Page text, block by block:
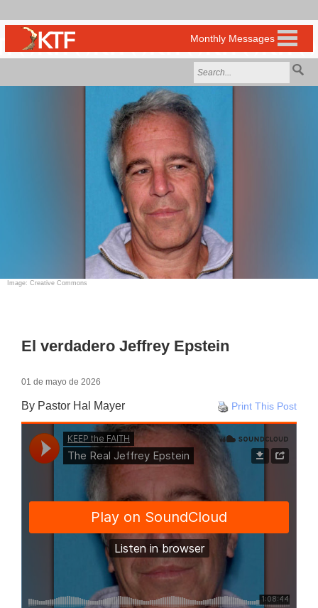
Image: Creative Commons
El verdadero Jeffrey Epstein
01 de mayo de 2026
Print This Post
By Pastor Hal Mayer